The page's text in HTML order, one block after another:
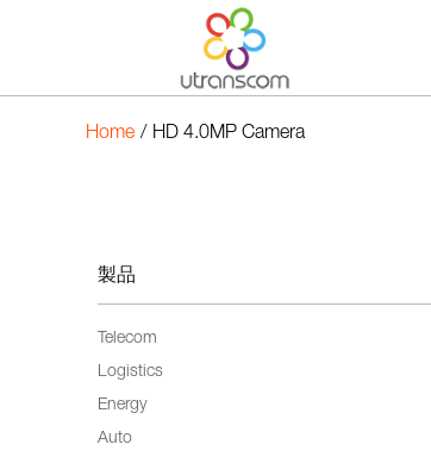
Home / HD 4.0MP Camera
製品
Telecom
Logistics
Energy
Auto